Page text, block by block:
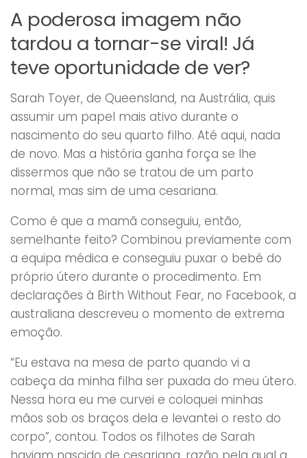
A poderosa imagem não
tardou a tornar-se viral! Já
teve oportunidade de ver?
Sarah Toyer, de Queensland, na Austrália, quis
assumir um papel mais ativo durante o
nascimento do seu quarto filho. Até aqui, nada
de novo. Mas a história ganha força se lhe
dissermos que não se tratou de um parto
normal, mas sim de uma cesariana.
Como é que a mamã conseguiu, então,
semelhante feito? Combinou previamente com
a equipa médica e conseguiu puxar o bebé do
próprio útero durante o procedimento. Em
declarações à Birth Without Fear, no Facebook, a
australiana descreveu o momento de extrema
emoção.
“Eu estava na mesa de parto quando vi a
cabeça da minha filha ser puxada do meu útero.
Nessa hora eu me curvei e coloquei minhas
mãos sob os braços dela e levantei o resto do
corpo”, contou. Todos os filhotes de Sarah